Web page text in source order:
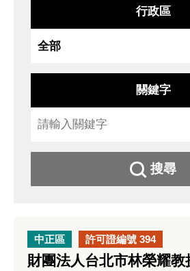
行政區
關鍵字
搜尋
中正區 許可證編號 394
財團法人台北市林榮耀